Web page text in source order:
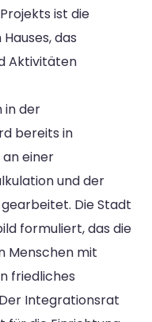
ist die
das
Aktivitäten
in der
bereits in
einer
und der
Die Stadt
formuliert, das die
Menschen mit
friedliches
Integrationsrat